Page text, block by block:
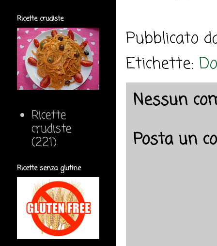
Pubblicato
Etichette:
Nessun
Posta un
Ricette crudiste
Ricette
crudiste
(221)
Ricette senza glutine